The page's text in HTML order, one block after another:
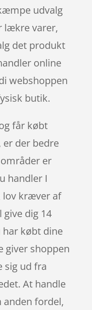
udvalg
lækre varer,
det produkt
online
webshoppen
butik.
får købt
der bedre
er
handler I
lov kræver af
dig 14
købt dine
giver shoppen
sig ud fra
At handle
anden fordel,